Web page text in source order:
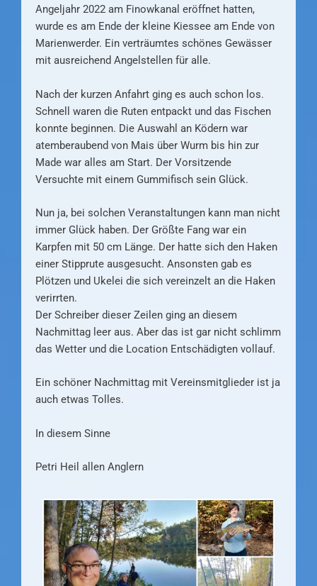
Angeljahr 2022 am Finowkanal eröffnet hatten,
wurde es am Ende der kleine Kiessee am Ende von
Marienwerder. Ein verträumtes schönes Gewässer
mit ausreichend Angelstellen für alle.
Nach der kurzen Anfahrt ging es auch schon los.
Schnell waren die Ruten entpackt und das Fischen
konnte beginnen. Die Auswahl an Ködern war
atemberaubend von Mais über Wurm bis hin zur
Made war alles am Start. Der Vorsitzende
Versuchte mit einem Gummifisch sein Glück.
Nun ja, bei solchen Veranstaltungen kann man nicht
immer Glück haben. Der Größte Fang war ein
Karpfen mit 50 cm Länge. Der hatte sich den Haken
einer Stipprute ausgesucht. Ansonsten gab es
Plötzen und Ukelei die sich vereinzelt an die Haken
verirrten.
Der Schreiber dieser Zeilen ging an diesem
Nachmittag leer aus. Aber das ist gar nicht schlimm
das Wetter und die Location Entschädigten vollauf.
Ein schöner Nachmittag mit Vereinsmitglieder ist ja
auch etwas Tolles.
In diesem Sinne
Petri Heil allen Anglern